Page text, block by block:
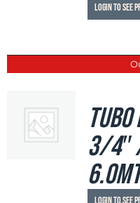
Login to see
Tubo
3/4″
Login to see